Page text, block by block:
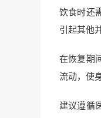
饮食时还
引起其他
在恢复期
流动，使
建议遵循